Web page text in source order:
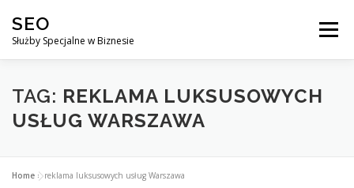
treści
SEO
Służby Specjalne w Biznesie
Menu
AGENCJA SEO CO ZYSKUJESZ ?
TAG: REKLAMA LUKSUSOWYCH
USŁUG WARSZAWA
Home »reklama luksusowych usług Warszawa